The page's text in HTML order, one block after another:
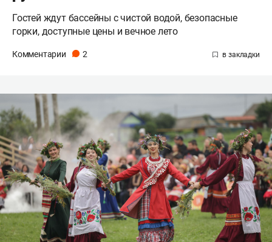
Гостей ждут бассейны с чистой водой, безопасные
горки, доступные цены и вечное лето
Комментарии 2